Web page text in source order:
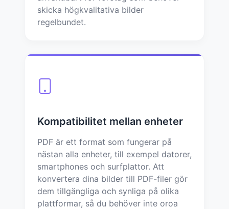
skicka högkvalitativa bilder
regelbundet.
Kompatibilitet mellan enheter
PDF är ett format som fungerar på
nästan alla enheter, till exempel datorer,
smartphones och surfplattor. Att
konvertera dina bilder till PDF-filer gör
dem tillgängliga och synliga på olika
plattformar, så du behöver inte oroa